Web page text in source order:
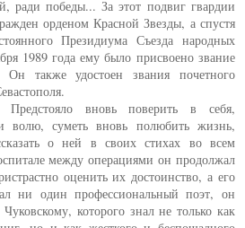
ради победы... За этот подвиг гвардии
орденом Красной Звезды, а спустя
Президиума Съезда народных
1989 года ему было присвоено звание
Он также удостоен звания почетного
вновь поверить в себя,
волю, суметь вновь полюбить жизнь,
о ней в своих стихах во всем
между операциями он продолжал
оценить их достоинство, а его
ни один профессиональный поэт, он
которого знал не только как